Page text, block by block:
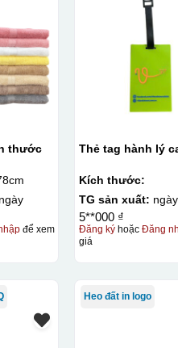
thước
để xem
Thẻ tag hành lý
Kích thước:
TG sản xuất: ngày
5**000 ₫
Đăng ký hoặcĐăng
giá
Heo đất in logo